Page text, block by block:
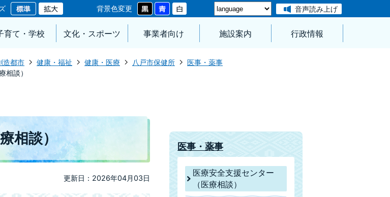
背景色変更 音声読み上げ
育て・学校 文化・スポーツ 事業者向け 施設案内 行政情報
造都市 健康・福祉 健康・医療 八戸市保健所
医事・薬事
相談）
相談）
更新日：2026年04月03日
医事・薬事
医療安全支援センター
（医療相談）